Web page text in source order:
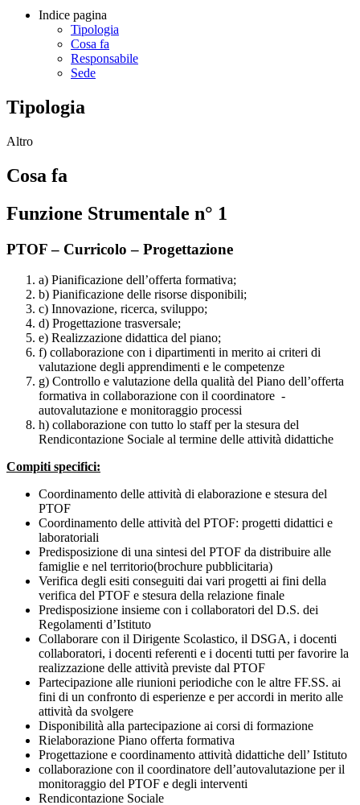
Indice pagina
Tipologia
Cosa fa
Responsabile
Sede
Tipologia
Altro
Cosa fa
Funzione Strumentale n° 1
PTOF – Curricolo – Progettazione
a) Pianificazione dell’offerta formativa;
b) Pianificazione delle risorse disponibili;
c) Innovazione, ricerca, sviluppo;
d) Progettazione trasversale;
e) Realizzazione didattica del piano;
f) collaborazione con i dipartimenti in merito ai criteri di
valutazione degli apprendimenti e le competenze
g) Controllo e valutazione della qualità del Piano dell’offerta
formativa in collaborazione con il coordinatore -
autovalutazione e monitoraggio processi
h) collaborazione con tutto lo staff per la stesura del
Rendicontazione Sociale al termine delle attività didattiche
Compiti specifici:
Coordinamento delle attività di elaborazione e stesura del
PTOF
Coordinamento delle attività del PTOF: progetti didattici e
laboratoriali
Predisposizione di una sintesi del PTOF da distribuire alle
famiglie e nel territorio(brochure pubblicitaria)
Verifica degli esiti conseguiti dai vari progetti ai fini della
verifica del PTOF e stesura della relazione finale
Predisposizione insieme con i collaboratori del D.S. dei
Regolamenti d’Istituto
Collaborare con il Dirigente Scolastico, il DSGA, i docenti
collaboratori, i docenti referenti e i docenti tutti per favorire la
realizzazione delle attività previste dal PTOF
Partecipazione alle riunioni periodiche con le altre FF.SS. ai
fini di un confronto di esperienze e per accordi in merito alle
attività da svolgere
Disponibilità alla partecipazione ai corsi di formazione
Rielaborazione Piano offerta formativa
Progettazione e coordinamento attività didattiche dell’ Istituto
collaborazione con il coordinatore dell’autovalutazione per il
monitoraggio del PTOF e degli interventi
Rendicontazione Sociale